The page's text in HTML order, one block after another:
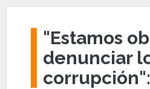
"Estamos
denunciar